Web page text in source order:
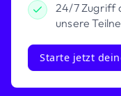
24/7 Zugriff
unsere
Starte jetzt